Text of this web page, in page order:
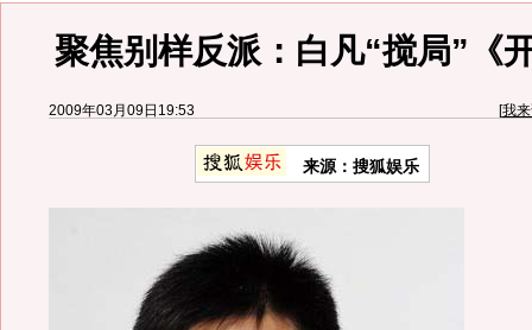
聚焦别样反派：白凡“搅局”《
2009年03月09日19:53 [我
来源：搜狐娱乐